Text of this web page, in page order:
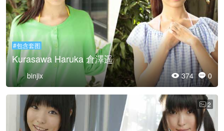
#包含套图
Kurasawa Haruka 倉澤遥
 374  0
binjix
 2